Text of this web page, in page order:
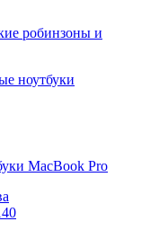
робинзоны и
MacBook Pro